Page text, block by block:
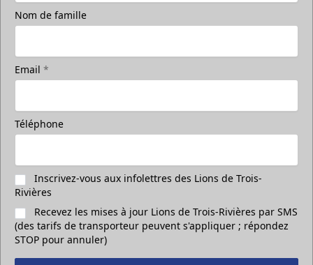
Nom de famille
Email *
Téléphone
Inscrivez-vous aux infolettres des Lions de Trois-
Rivières
Recevez les mises à jour Lions de Trois-Rivières par SMS
(des tarifs de transporteur peuvent s'appliquer ; répondez
STOP pour annuler)